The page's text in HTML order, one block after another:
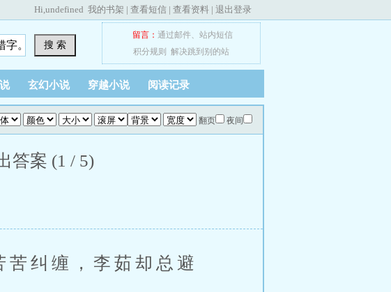
Hi,undefined 我的书架 | 查看短信 | 查看资料 | 退出登录
搜 索
留言： 通过邮件、 站内短信
积分规则
解决跳到别的站
玄幻小说 穿越小说 阅读记录
翻页 夜间
答案 (1 / 5)
纠缠，李茹却总避